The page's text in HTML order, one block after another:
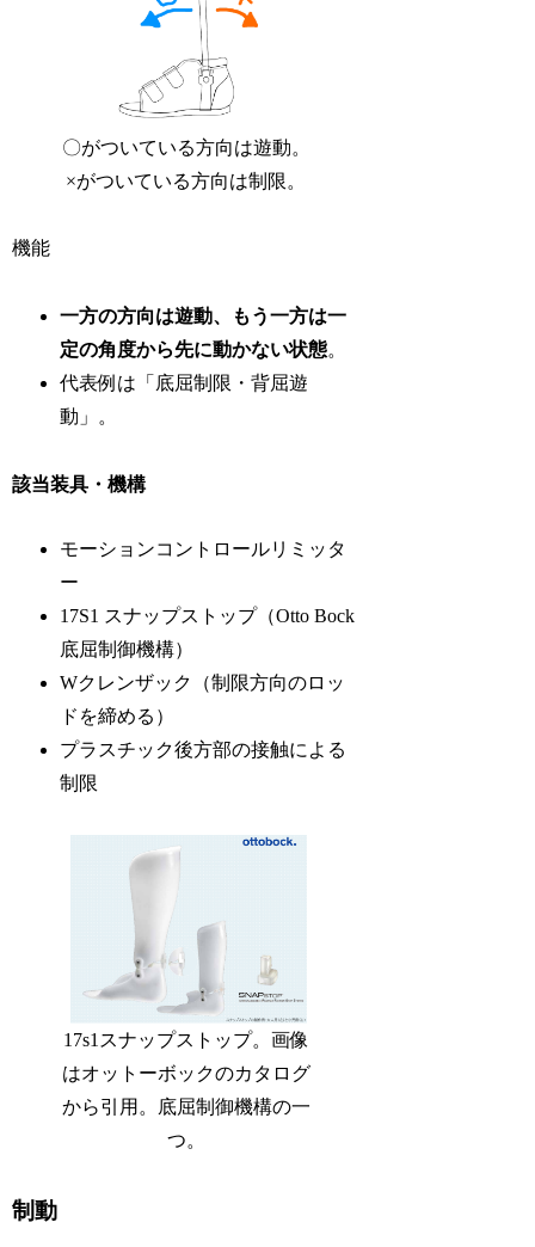
〇がついている方向は遊動。
×がついている方向は制限。
機能
一方の方向は遊動、もう一方は一
定の角度から先に動かない状態。
代表例は「底屈制限・背屈遊
動」。
該当装具・機構
モーションコントロールリミッタ
ー
17S1 スナップストップ（Otto Bock
底屈制御機構）
Wクレンザック（制限方向のロッ
ドを締める）
プラスチック後方部の接触による
制限
17s1スナップストップ。画像
はオットーボックのカタログ
から引用。底屈制御機構の一
つ。
制動